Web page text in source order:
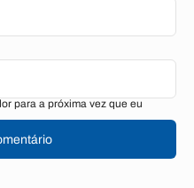
para a próxima vez que eu